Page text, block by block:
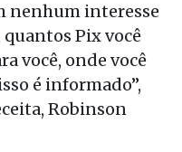
nenhum interesse
Pix você
você, onde você
é informado”,
Robinson